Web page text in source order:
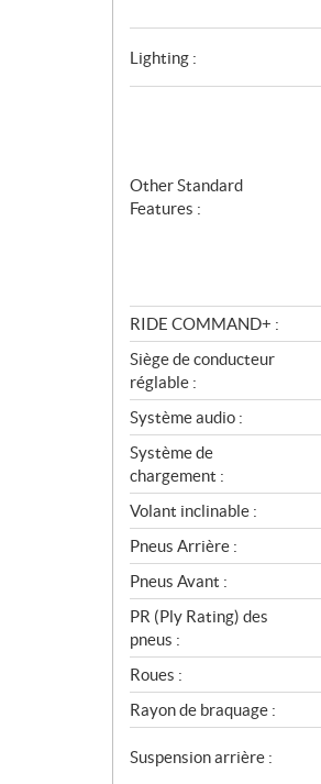
Lighting :
Other Standard
Features :
RIDE COMMAND+ :
Siège de conducteur
réglable :
Système audio :
Système de
chargement :
Volant inclinable :
Pneus Arrière :
Pneus Avant :
PR (Ply Rating) des
pneus :
Roues :
Rayon de braquage :
Suspension arrière :